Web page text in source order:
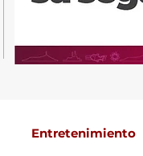
Entretenimiento